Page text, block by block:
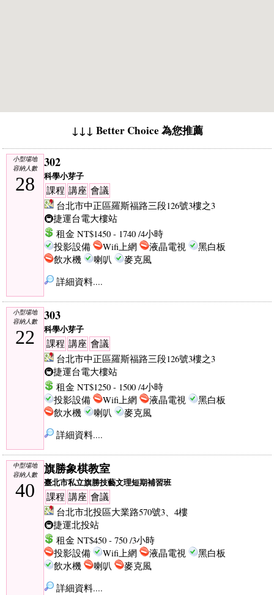
↓↓↓ Better Choice 為您推薦
小型場地
容納人數
28
302
科學小芽子
課程 講座 會議
台北市中正區羅斯福路三段126號3樓之3
🚇捷運台電大樓站
租金 NT$1450 - 1740 /4小時
投影設備
Wifi上網 液晶電視
黑白板
飲水機
喇叭
麥克風
詳細資料....
小型場地
容納人數
22
303
科學小芽子
課程 講座 會議
台北市中正區羅斯福路三段126號3樓之3
🚇捷運台電大樓站
租金 NT$1250 - 1500 /4小時
投影設備
Wifi上網 液晶電視
黑白板
飲水機
喇叭
麥克風
詳細資料....
中型場地
容納人數
40
旗勝象棋教室
臺北市私立旗勝技藝文理短期補習班
課程 講座 會議
台北市北投區大業路570號3、4樓
🚇捷運北投站
租金 NT$450 - 750 /3小時
投影設備
Wifi上網 液晶電視
黑白板
飲水機
喇叭
麥克風
詳細資料....